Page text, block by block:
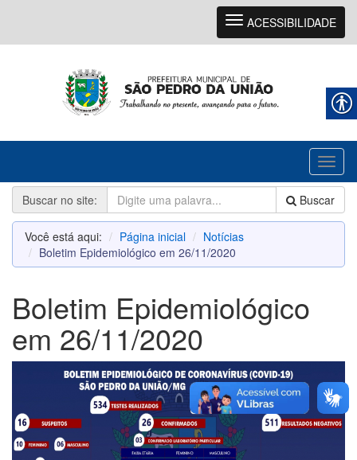
Navegação
ACESSIBILIDADE
Buscar no site:
Buscar
Você está aqui: Página inicial
Notícias
Boletim Epidemiológico em 26/11/2020
Boletim Epidemiológico
em 26/11/2020